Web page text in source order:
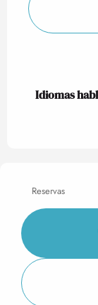
Idiomas
Idiomas
Reservas